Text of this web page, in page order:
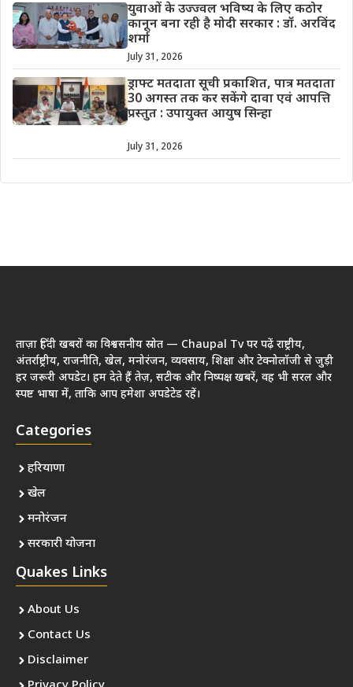
युवाओं के उज्ज्वल भविष्य के लिए कठोर
कानून बना रही है मोदी सरकार : डॉ. अरविंद
शर्मा
July 31, 2026
ड्राफ्ट मतदाता सूची प्रकाशित, पात्र मतदाता
30 अगस्त तक कर सकेंगे दावा एवं आपत्ति
प्रस्तुत : उपायुक्त आयुष सिन्हा
July 31, 2026
ताज़ा हिंदी खबरों का विश्वसनीय स्रोत — Chaupal Tv पर पढ़ें राष्ट्रीय,
अंतर्राष्ट्रीय, राजनीति, खेल, मनोरंजन, व्यवसाय, शिक्षा और टेक्नोलॉजी से जुड़ी
हर जरूरी अपडेट। हम देते हैं तेज़, सटीक और निष्पक्ष खबरें, वह भी सरल और
स्पष्ट भाषा में, ताकि आप हमेशा अपडेटेड रहें।
Categories
हरियाणा
खेल
मनोरंजन
सरकारी योजना
Quakes Links
About Us
Contact Us
Disclaimer